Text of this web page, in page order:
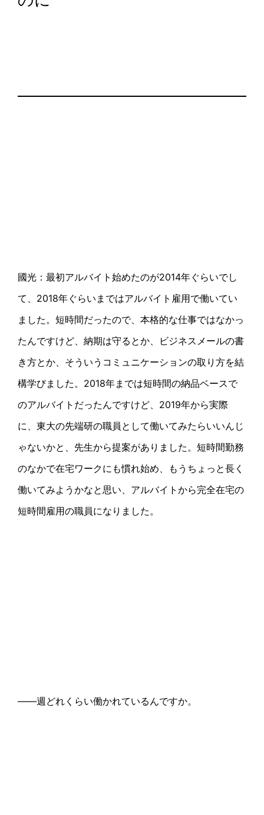
國光：最初アルバイト始めたのが2014年ぐらいでし
て、2018年ぐらいまではアルバイト雇用で働いてい
ました。短時間だったので、本格的な仕事ではなかっ
たんですけど、納期は守るとか、ビジネスメールの書
き方とか、そういうコミュニケーションの取り方を結
構学びました。2018年までは短時間の納品ベースで
のアルバイトだったんですけど、2019年から実際
に、東大の先端研の職員として働いてみたらいいんじ
ゃないかと、先生から提案がありました。短時間勤務
のなかで在宅ワークにも慣れ始め、もうちょっと長く
働いてみようかなと思い、アルバイトから完全在宅の
短時間雇用の職員になりました。
――週どれくらい働かれているんですか。